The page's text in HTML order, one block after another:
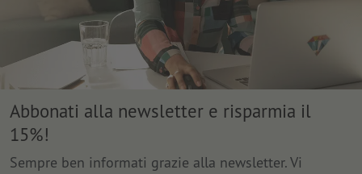
Abbonati alla newsletter e risparmia il
15%!
Sempre ben informati grazie alla newsletter. Vi